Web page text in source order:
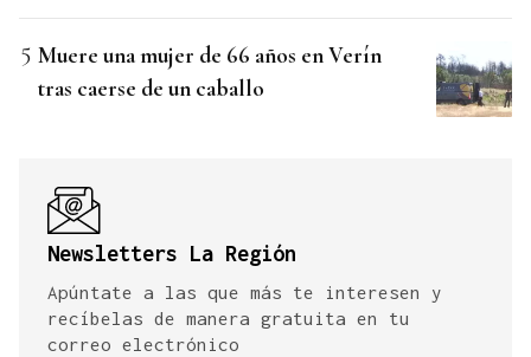
Muere una mujer de 66 años en Verín
tras caerse de un caballo
Newsletters La Región
Apúntate a las que más te interesen y
recíbelas de manera gratuita en tu
correo electrónico